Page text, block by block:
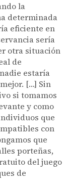
la
determinada
eficiente en
sería
otra situación
de
estaría
[…] Sin
si tomamos
y como
que
con
que
porteñas,
del juego
de